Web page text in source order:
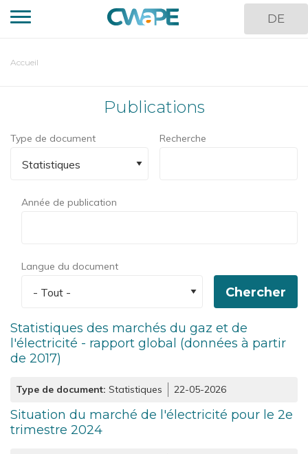
Aller
au
principal
DE
You
Accueil
Publications
Type de document Recherche
Année de publication
Langue du document
Chercher
Statistiques des marchés du gaz et de
l'électricité - rapport global (données à partir
de 2017)
Type de document Statistiques 22-05-2026
Situation du marché de l'électricité pour le 2e
trimestre 2024